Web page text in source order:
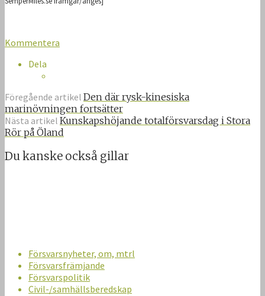
Kommentera
Dela
Föregående artikel Den där rysk-kinesiska
marinövningen fortsätter
Nästa artikel Kunskapshöjande totalförsvarsdag i Stora
Rör på Öland
Du kanske också gillar
Försvarsnyheter, om, mtrl
Försvarsfrämjande
Försvarspolitik
Civil-/samhällsberedskap